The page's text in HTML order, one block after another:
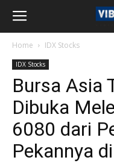
Home IDX Stocks
IDX Stocks
Bursa Asia
Dibuka
6080 dari
Pekannya